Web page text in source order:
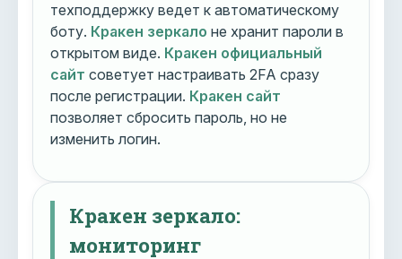
техподдержку ведет к автоматическому
боту. Кракен зеркало не хранит пароли в
открытом виде. Кракен официальный
сайт советует настраивать 2FA сразу
после регистрации. Кракен сайт
позволяет сбросить пароль, но не
изменить логин.
Кракен зеркало:
мониторинг